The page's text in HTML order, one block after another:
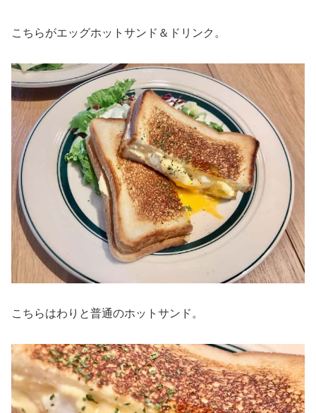
こちらがエッグホットサンド＆ドリンク。
こちらはわりと普通のホットサンド。